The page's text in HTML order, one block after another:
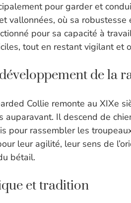
pour garder et
vallonnées, où sa
pour sa capacité à
tout en restant vigilant et
de la
Collie remonte au XIXe
auparavant. Il descend de
pour rassembler les
leur agilité, leur sens de
bétail.
et tradition